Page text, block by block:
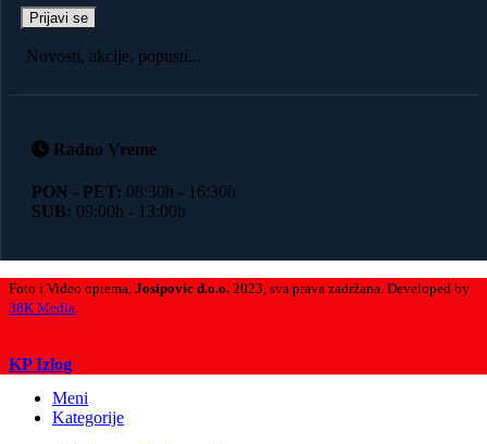
Novosti, akcije, popusti...
Radno Vreme
PON - PET: 08:30h - 16:30h
SUB: 09:00h - 13:00h
Foto i Video oprema, Josipovic d.o.o. 2023, sva prava zadržana. Developed by
38K Media.
KP Izlog
Meni
Kategorije